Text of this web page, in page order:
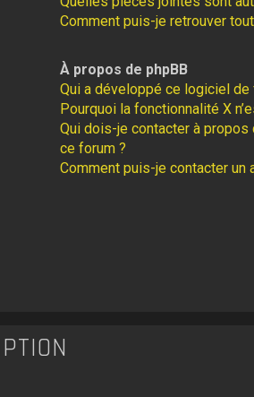
Comment puis-je retrouver
À propos de phpBB
Qui a développé ce logiciel
Pourquoi la fonctionnalité X
Qui dois-je contacter à propos
ce forum ?
Comment puis-je contacter un